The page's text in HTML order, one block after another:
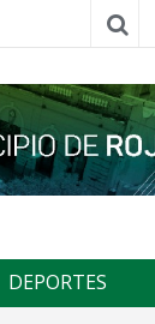
DEPORTES